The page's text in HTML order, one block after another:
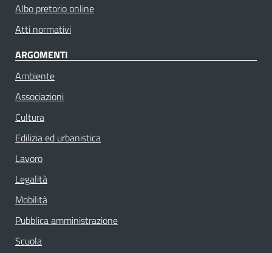
Albo pretorio online
Atti normativi
ARGOMENTI
Ambiente
Associazioni
Cultura
Edilizia ed urbanistica
Lavoro
Legalità
Mobilità
Pubblica amministrazione
Scuola